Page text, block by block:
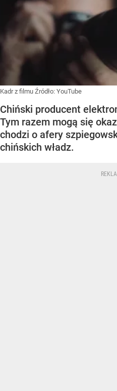
Kadr z filmu Źródło: YouTube
Chiński producent
Tym razem mogą się
chodzi o afery
chińskich władz.